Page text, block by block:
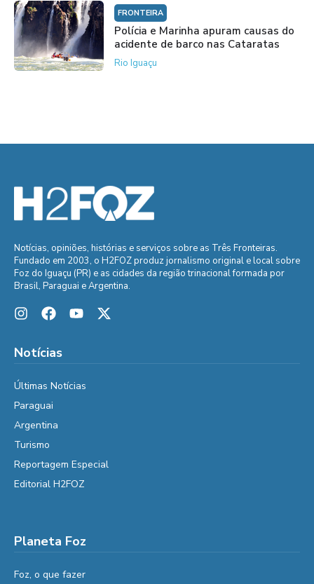
FRONTEIRA
Polícia e Marinha apuram causas do
acidente de barco nas Cataratas
Rio Iguaçu
Notícias, opiniões, histórias e serviços sobre as Três Fronteiras.
Fundado em 2003, o H2FOZ produz jornalismo original e local sobre
Foz do Iguaçu (PR) e as cidades da região trinacional formada por
Brasil, Paraguai e Argentina.
Notícias
Últimas Notícias
Paraguai
Argentina
Turismo
Reportagem Especial
Editorial H2FOZ
Planeta Foz
Foz, o que fazer